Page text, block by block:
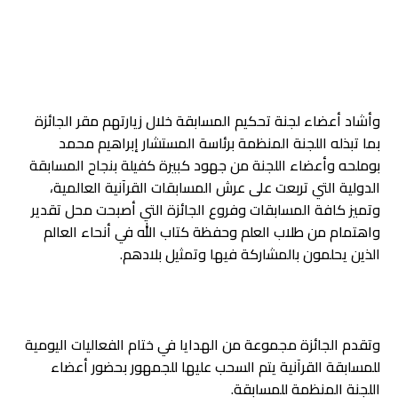
وأشاد أعضاء لجنة تحكيم المسابقة خلال زيارتهم مقر الجائزة
بما تبذله اللجنة المنظمة برئاسة المستشار إبراهيم محمد
بوملحه وأعضاء اللجنة من جهود كبيرة كفيلة بنجاح المسابقة
الدولية التي تربعت على عرش المسابقات القرآنية العالمية،
وتميز كافة المسابقات وفروع الجائزة التي أصبحت محل تقدير
واهتمام من طلاب العلم وحفظة كتاب الله في أنحاء العالم
الذين يحلمون بالمشاركة فيها وتمثيل بلادهم.
وتقدم الجائزة مجموعة من الهدايا في ختام الفعاليات اليومية
للمسابقة القرآنية يتم السحب عليها للجمهور بحضور أعضاء
اللجنة المنظمة للمسابقة.